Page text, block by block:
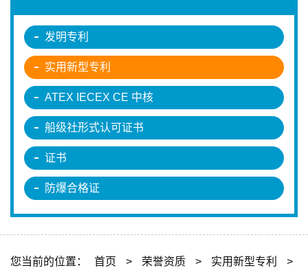
发明专利
实用新型专利
ATEX IECEX CE 中核
船级社形式认可证书
证书
防爆合格证
您当前的位置： 首页 > 荣誉资质 > 实用新型专利
>